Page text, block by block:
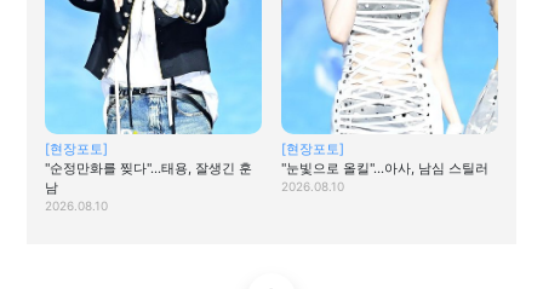
[현장포토]
"순정만화를 찢다"…태용, 잘생긴 훈
남
2026.08.10
[현장포토]
"눈빛으로 올킬"…아사, 남심 스틸러
2026.08.10